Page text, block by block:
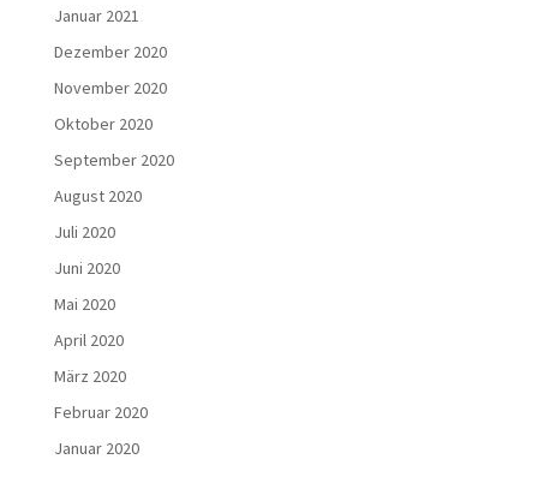
Januar 2021
Dezember 2020
November 2020
Oktober 2020
September 2020
August 2020
Juli 2020
Juni 2020
Mai 2020
April 2020
März 2020
Februar 2020
Januar 2020